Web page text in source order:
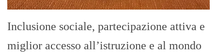
Inclusione sociale, partecipazione attiva e
miglior accesso all’istruzione e al mondo